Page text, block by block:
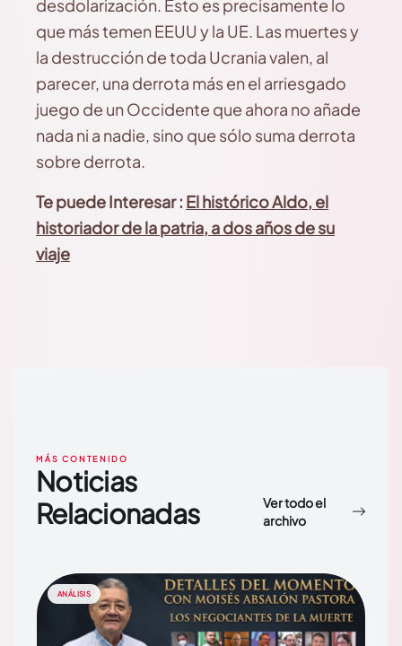
desdolarización. Esto es precisamente lo
que más temen EEUU y la UE. Las muertes y
la destrucción de toda Ucrania valen, al
parecer, una derrota más en el arriesgado
juego de un Occidente que ahora no añade
nada ni a nadie, sino que sólo suma derrota
sobre derrota.
Te puede Interesar : El histórico Aldo, el
historiador de la patria, a dos años de su
viaje
MÁS CONTENIDO
Noticias
Relacionadas
Ver todo el
archivo
ANÁLISIS